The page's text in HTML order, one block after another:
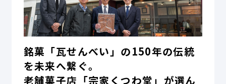
銘菓「瓦せんべい」の150年の伝統
を未来へ繋ぐ。
老舗菓子店「宗家くつわ堂」が選ん